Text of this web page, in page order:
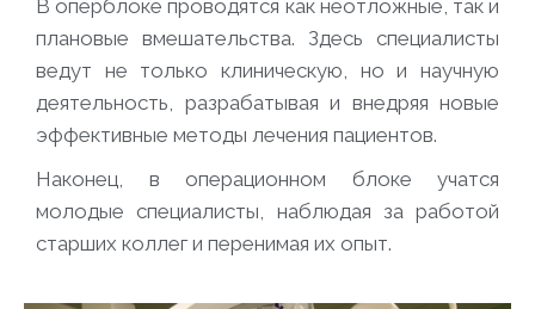
В оперблоке проводятся как неотложные, так и
плановые вмешательства. Здесь специалисты
ведут не только клиническую, но и научную
деятельность, разрабатывая и внедряя новые
эффективные методы лечения пациентов.
Наконец, в операционном блоке учатся
молодые специалисты, наблюдая за работой
старших коллег и перенимая их опыт.